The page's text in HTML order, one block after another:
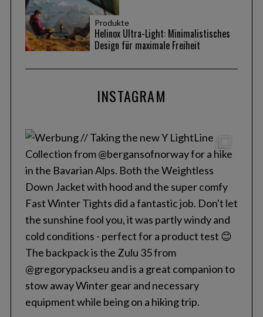
Produkte
Helinox Ultra-Light: Minimalistisches
Design für maximale Freiheit
INSTAGRAM